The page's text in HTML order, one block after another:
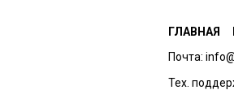
ГЛАВНАЯ
Почта:
Тех.